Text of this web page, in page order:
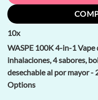
10x
WASPE 100K 4-in-1
inhalaciones, 4 sabores,
desechable al por mayor -
Options